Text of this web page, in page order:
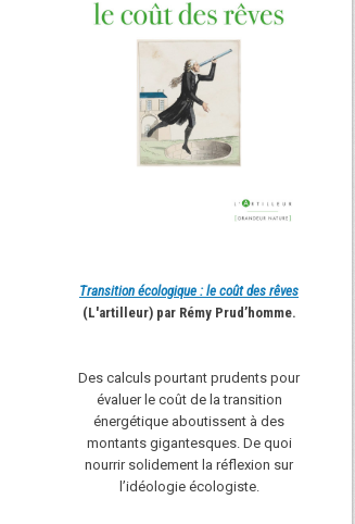
Transition écologique : le coût des rêves
(L'artilleur) par Rémy Prud’homme.
Des calculs pourtant prudents pour
évaluer le coût de la transition
énergétique aboutissent à des
montants gigantesques. De quoi
nourrir solidement la réflexion sur
l’idéologie écologiste.